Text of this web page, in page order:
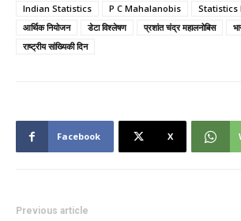
Indian Statistics
P C Mahalanobis
Statistics
आर्थिक नियोजन
डेटा विश्लेषण प्रशांत चंद्र महालनोबिस
राष्ट्रीय सांख्यिकी दिन
Facebook X
Previous article